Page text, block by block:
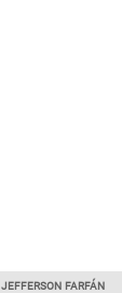
JEFFERSON FARFÁN